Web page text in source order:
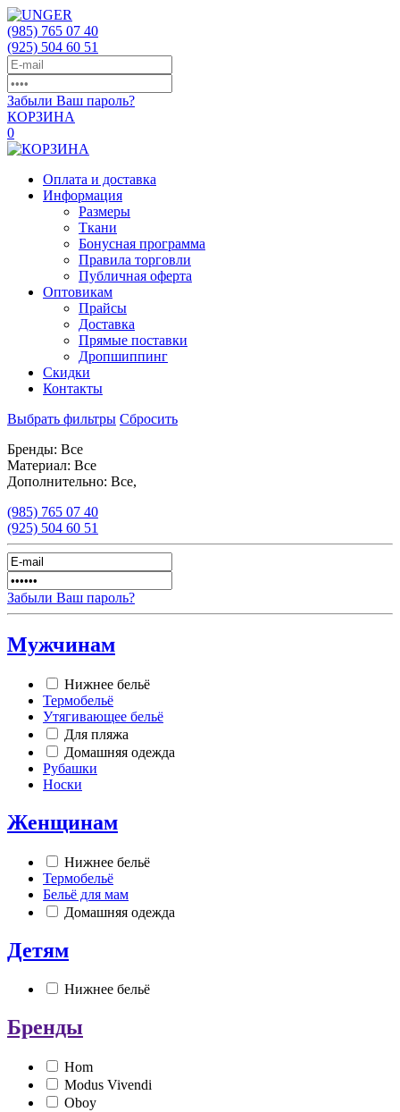
(985) 765 07 40
(925) 504 60 51
Забыли Ваш пароль?
КОРЗИНА
0
Оплата и доставка
Информация
Размеры
Ткани
Бонусная программа
Правила торговли
Публичная оферта
Оптовикам
Прайсы
Доставка
Прямые поставки
Дропшиппинг
Скидки
Контакты
Выбрать фильтры Сбросить
Бренды: Все
Материал: Все
Дополнительно: Все,
(985) 765 07 40
(925) 504 60 51
Забыли Ваш пароль?
Мужчинам
Нижнее бельё
Термобельё
Утягивающее бельё
Для пляжа
Домашняя одежда
Рубашки
Носки
Женщинам
Нижнее бельё
Термобельё
Бельё для мам
Домашняя одежда
Детям
Нижнее бельё
Бренды
Hom
Modus Vivendi
Oboy